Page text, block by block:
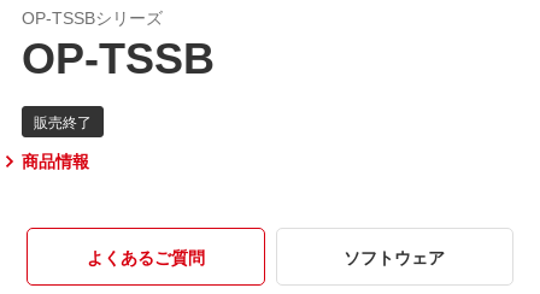
OP-TSSBシリーズ
OP-TSSB
商品情報
よくあるご質問 ソフトウェア